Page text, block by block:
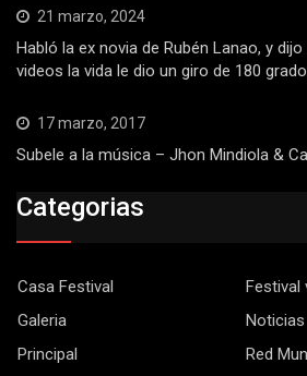
21 marzo, 2024
Habló la ex novia de Rubén Lanao, y
videos la vida le dio un giro de 180
17 marzo, 2017
Subele a la música – Jhon Mindiola &
Categorias
Casa Festival
Festival
Galeria
Noticias
Principal
Red